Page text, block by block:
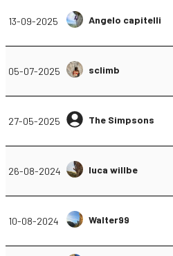
13-09-2025 Angelo capitelli
05-07-2025 sclimb
27-05-2025 The Simpsons
26-08-2024 luca willbe
10-08-2024 Walter99